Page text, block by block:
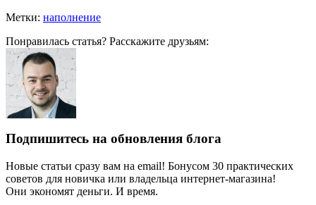
Метки: наполнение
Понравилась статья? Расскажите друзьям:
Подпишитесь на обновления блога
Новые статьи сразу вам на email! Бонусом 30 практических
советов для новичка или владельца интернет-магазина!
Они экономят деньги. И время.